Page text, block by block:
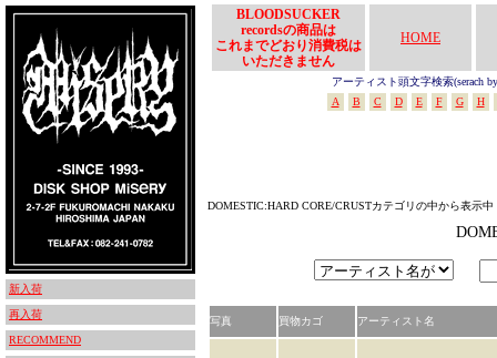
新入荷
再入荷
RECOMMEND
BLOODSUCKER
recordsの商品は
これまでどおり消費税は
いただきません
HOME
アーティスト頭文字検索(serach
A
B C D E F G H
DOMESTIC:HARD CORE/CRUSTカテゴリの中から表示中
写真 買物カゴ アーティスト名